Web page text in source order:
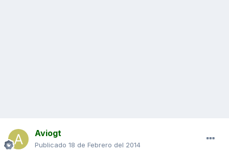
Aviogt
Publicado 18 de Febrero del 2014